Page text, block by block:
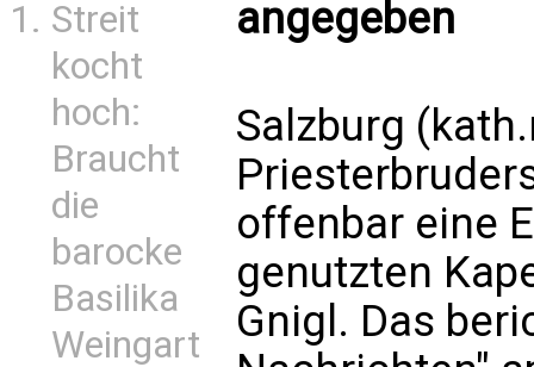
Streit
kocht
hoch:
Braucht
die
barocke
Basilika
Weingart
angegeben
Salzburg
offenbar eine
genutzten
Gnigl. Das